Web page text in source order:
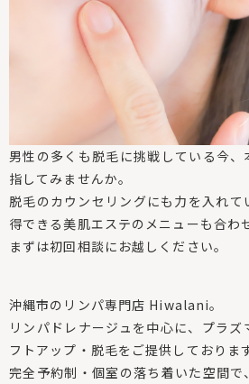
男性の多くも脱毛に挑戦している今、
指してみませんか。
脱毛のカウンセリングにも力を入れ
得できる美肌エステのメニューも合わ
まずは初回相談にお越しください。
沖縄市のリンパ専門店 Hiwalani。
リンパドレナージュを中心に、プラズ
フトアップ・脱毛をご提供しております
完全予約制・個室の落ち着いた空間